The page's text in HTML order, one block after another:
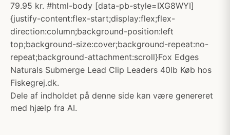
79.95 kr. #html-body [data-pb-style=IXG8WYI]
{justify-content:flex-start;display:flex;flex-
direction:column;background-position:left
top;background-size:cover;background-repeat:no-
repeat;background-attachment:scroll}Fox Edges
Naturals Submerge Lead Clip Leaders 40lb Køb hos
Fiskegrej.dk.
Dele af indholdet på denne side kan være genereret
med hjælp fra AI.